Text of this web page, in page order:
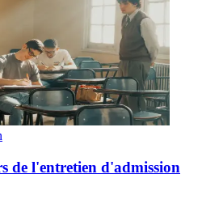
de l'entretien d'admission